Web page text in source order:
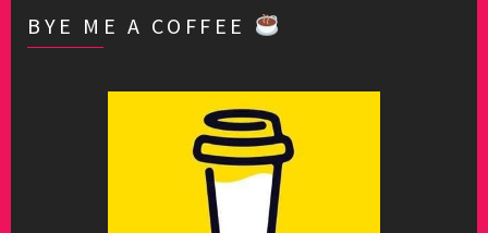
BYE ME A COFFEE